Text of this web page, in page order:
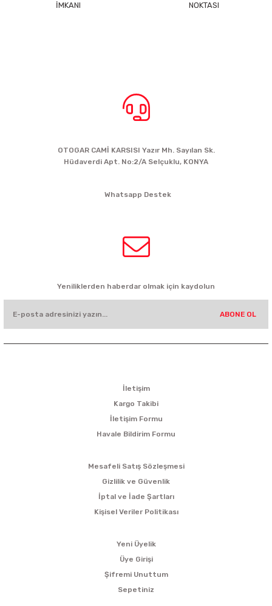
İMKANI
NOKTASI
OTOGAR CAMİ KARSISI Yazır Mh. Sayılan Sk.
Hüdaverdi Apt. No:2/A Selçuklu, KONYA
Whatsapp Destek
Yeniliklerden haberdar olmak için kaydolun
ABONE OL
İletişim
Kargo Takibi
İletişim Formu
Havale Bildirim Formu
Mesafeli Satış Sözleşmesi
Gizlilik ve Güvenlik
İptal ve İade Şartları
Kişisel Veriler Politikası
Yeni Üyelik
Üye Girişi
Şifremi Unuttum
Sepetiniz